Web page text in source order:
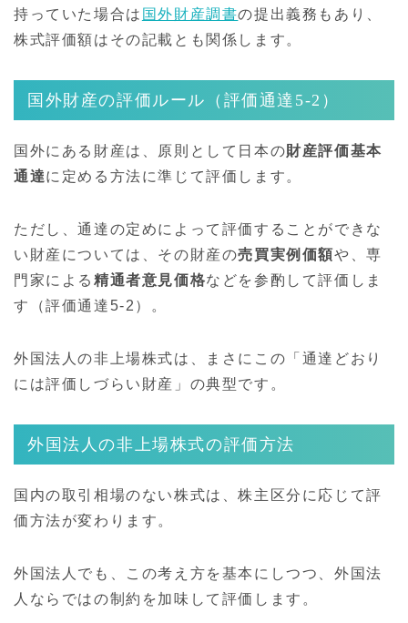
持っていた場合は 国外財産調書の提出義務もあり、
株式評価額はその記載とも関係します。
国外財産の評価ルール（評価通達5-2）
国外にある財産は、原則として日本の財産評価基本
通達に定める方法に準じて評価します。
ただし、通達の定めによって評価することができな
い財産については、その財産の売買実例価額や、専
門家による 精通者意見価格などを参酌して評価しま
す（評価通達5-2）。
外国法人の非上場株式は、まさにこの「通達どおり
には評価しづらい財産」の典型です。
外国法人の非上場株式の評価方法
国内の取引相場のない株式は、株主区分に応じて評
価方法が変わります。
外国法人でも、この考え方を基本にしつつ、外国法
人ならではの制約を加味して評価します。